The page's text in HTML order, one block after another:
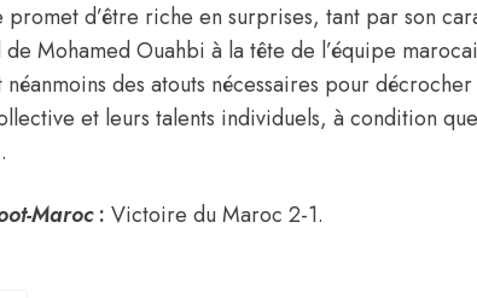
d’être riche en surprises, tant par son
Mohamed Ouahbi à la tête de l’équipe
néanmoins des atouts nécessaires pour
et leurs talents individuels, à condition
Maroc: Victoire du Maroc 2-1.